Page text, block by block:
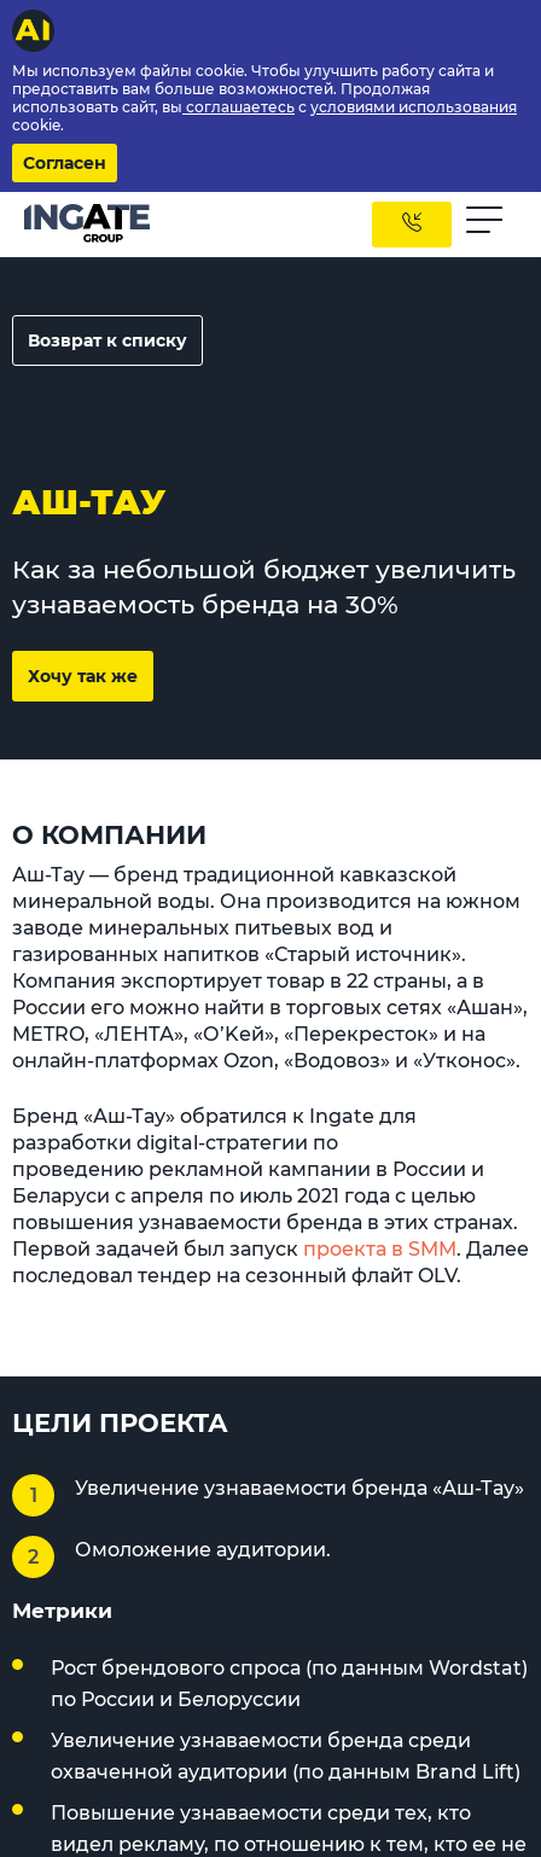
Мы используем файлы cookie. Чтобы улучшить работу сайта и
предоставить вам больше возможностей. Продолжая
использовать сайт, вы соглашаетесь с условиями использования
cookie.
Согласен
Возврат к списку
АШ-ТАУ
Как за небольшой бюджет увеличить
узнаваемость бренда на 30%
Хочу так же
О КОМПАНИИ
Аш-Тау — бренд традиционной кавказской
минеральной воды. Она производится на южном
заводе минеральных питьевых вод и
газированных напитков «Старый источник».
Компания экспортирует товар в 22 страны, а в
России его можно найти в торговых сетях «Ашан»,
METRO, «ЛЕНТА», «О’Kей», «Перекресток» и на
онлайн-платформах Ozon, «Водовоз» и «Утконос».
Бренд «Аш-Тау» обратился к Ingate для
разработки digital-стратегии по
проведению рекламной кампании в России и
Беларуси с апреля по июль 2021 года с целью
повышения узнаваемости бренда в этих странах.
Первой задачей был запуск проекта в SMM. Далее
последовал тендер на сезонный флайт OLV.
ЦЕЛИ ПРОЕКТА
Увеличение узнаваемости бренда «Аш-Тау»
Омоложение аудитории.
Метрики
Рост брендового спроса (по данным Wordstat)
по России и Белоруссии
Увеличение узнаваемости бренда среди
охваченной аудитории (по данным Brand Lift)
Повышение узнаваемости среди тех, кто
видел рекламу, по отношению к тем, кто ее не